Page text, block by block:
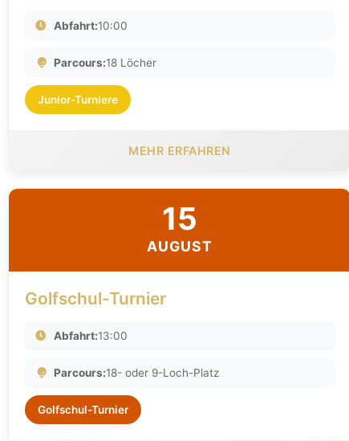
Abfahrt:10:00
Parcours:18 Löcher
Junior-Turniere
MEHR ERFAHREN
15
AUGUST
Golfschul-Turnier
Abfahrt:13:00
Parcours:18- oder 9-Loch-Platz
Golfschul-Turnier